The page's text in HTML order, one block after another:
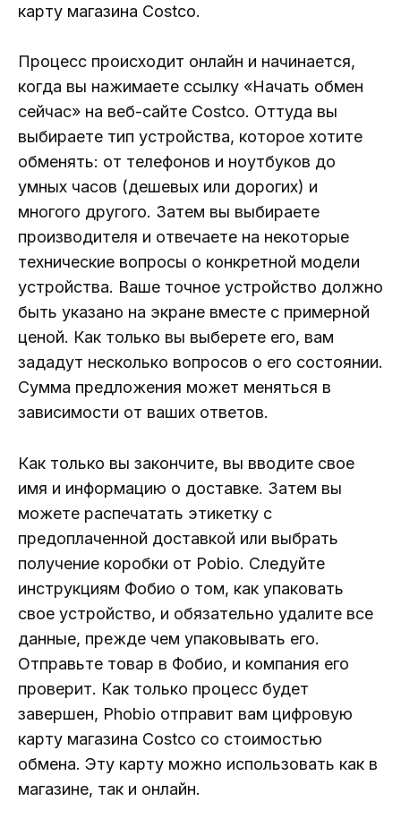
карту магазина Costco.
Процесс происходит онлайн и начинается,
когда вы нажимаете ссылку «Начать обмен
сейчас» на веб-сайте Costco. Оттуда вы
выбираете тип устройства, которое хотите
обменять: от телефонов и ноутбуков до
умных часов (дешевых или дорогих) и
многого другого. Затем вы выбираете
производителя и отвечаете на некоторые
технические вопросы о конкретной модели
устройства. Ваше точное устройство должно
быть указано на экране вместе с примерной
ценой. Как только вы выберете его, вам
зададут несколько вопросов о его состоянии.
Сумма предложения может меняться в
зависимости от ваших ответов.
Как только вы закончите, вы вводите свое
имя и информацию о доставке. Затем вы
можете распечатать этикетку с
предоплаченной доставкой или выбрать
получение коробки от Pobio. Следуйте
инструкциям Фобио о том, как упаковать
свое устройство, и обязательно удалите все
данные, прежде чем упаковывать его.
Отправьте товар в Фобио, и компания его
проверит. Как только процесс будет
завершен, Phobio отправит вам цифровую
карту магазина Costco со стоимостью
обмена. Эту карту можно использовать как в
магазине, так и онлайн.